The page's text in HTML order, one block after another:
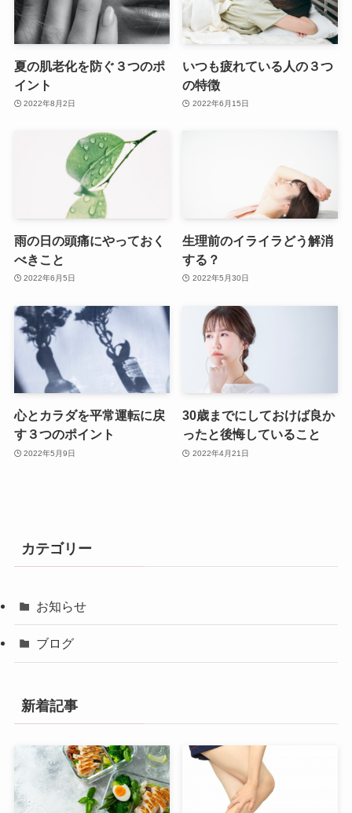
夏の肌老化を防ぐ３つのポ
イント
2022年8月2日
いつも疲れている人の３つ
の特徴
2022年6月15日
雨の日の頭痛にやっておく
べきこと
2022年6月5日
生理前のイライラどう解消
する？
2022年5月30日
心とカラダを平常運転に戻
す３つのポイント
2022年5月9日
30歳までにしておけば良か
ったと後悔していること
2022年4月21日
カテゴリー
お知らせ
ブログ
新着記事